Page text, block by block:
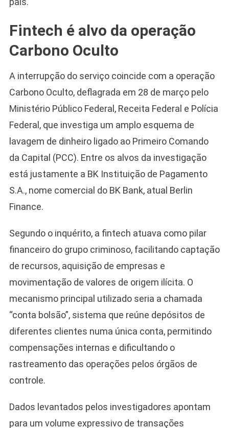
Fintech é alvo da operação
Carbono Oculto
A interrupção do serviço coincide com a operação
Carbono Oculto, deflagrada em 28 de março pelo
Ministério Público Federal, Receita Federal e Polícia
Federal, que investiga um amplo esquema de
lavagem de dinheiro ligado ao Primeiro Comando
da Capital (PCC). Entre os alvos da investigação
está justamente a BK Instituição de Pagamento
S.A., nome comercial do BK Bank, atual Berlin
Finance.
Segundo o inquérito, a fintech atuava como pilar
financeiro do grupo criminoso, facilitando captação
de recursos, aquisição de empresas e
movimentação de valores de origem ilícita. O
mecanismo principal utilizado seria a chamada
“conta bolsão”, sistema que reúne depósitos de
diferentes clientes numa única conta, permitindo
compensações internas e dificultando o
rastreamento das operações pelos órgãos de
controle.
Dados levantados pelos investigadores apontam
para um volume expressivo de transações
Camiseta Camisa
Bolsonaro Presidente